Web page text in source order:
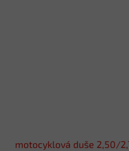
motocyklová duše 2,50/